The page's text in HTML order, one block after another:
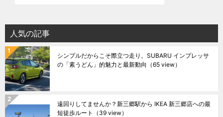
人気の記事
シンプルだからこそ際立つ走り。SUBARU インプレッサ
の「素うどん」的魅力と最新動向 （65 view）
遠回りしてませんか？新三郷駅から IKEA 新三郷店への最
短徒歩ルート
（39 view）